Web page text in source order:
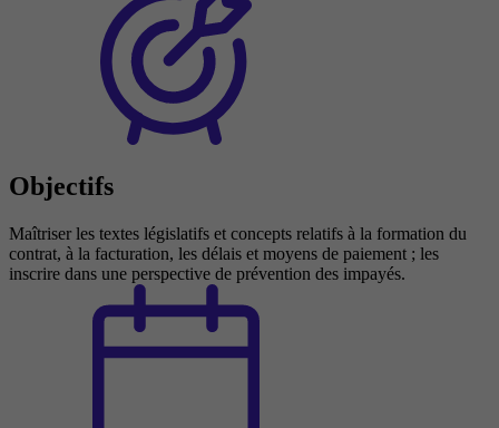
Objectifs
Maîtriser les textes législatifs et concepts relatifs à la formation du
contrat, à la facturation, les délais et moyens de paiement ; les
inscrire dans une perspective de prévention des impayés.